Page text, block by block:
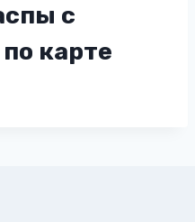
с
карте